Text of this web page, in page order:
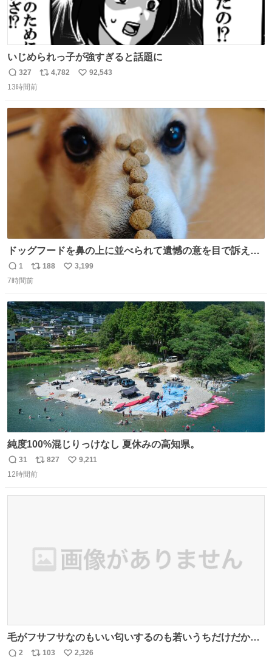
いじめられっ子が強すぎると話題に
返
信
327
リ
ト
数
4,782
い
数
92,543
13時間前
ドッグフードを鼻の上に並べられて遺憾の意を目で訴えて
くるコーギー
返
信
1
リ
ポ
ト
数
188
い
数
3,199
7時間前
純度100%混じりっけなし 夏休みの高知県。
返
信
31
リ
ポ
827
い
9,211
12時間前
毛がフサフサなのもいい匂いするのも若いうちだけだから
ね？ そのうち君もわかるよ。
2 103 2,326